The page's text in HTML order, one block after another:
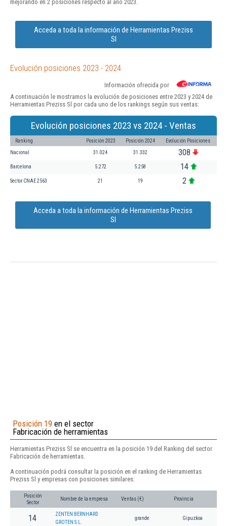
mejorando en 2 posiciones respecto al año 2023.
Acceda a toda la información de Herramientas Preziss
Sl
Evolución posiciones 2023 - 2024
Información ofrecida por
A continuación le mostramos la evolución de posiciones entre 2023 y 2024 de
Herramientas Preziss Sl por cada uno de los rankings según sus ventas:
Evolución posiciones 2023 vs 2024 - Ventas
Ranking Posición 2023 Posición 2024 Evolución Posiciones
Nacional 31.024 31.332 308
Barcelona 5.272 5.258 14
Sector CNAE 2563 21 19 2
Acceda a toda la información de Herramientas Preziss
Sl
Posición 19 en el sector
Fabricación de herramientas
Herramientas Preziss Sl se encuentra en la posición 19 del Ranking del sector
Fabricación de herramientas.
A continuación podrá consultar la posición en el ranking de Herramientas
Preziss Sl y empresas con posiciones similares:
Posición
Sector
Nombre de la empresa Ventas (€) Provincia
14
ZENTEN BERNHARD
GROTEN S.L.
grande Gipuzkoa